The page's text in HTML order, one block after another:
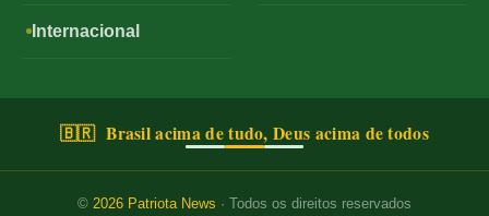
Internacional
🇧🇷 Brasil acima de tudo, Deus acima de todos
© 2026 Patriota News · Todos os direitos reservados